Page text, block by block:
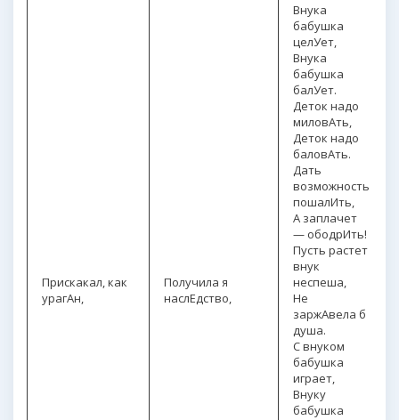
Прискакал, как
урагАн,
Получила я
наслЕдство,
Внука
бабушка
целУет,
Внука
бабушка
балУет.
Деток надо
миловАть,
Деток надо
баловАть.
Дать
возможность
пошалИть,
А заплачет
— ободрИть!
Пусть растет
внук
неспеша,
Не
заржАвела б
душа.
С внуком
бабушка
играет,
Внуку
бабушка